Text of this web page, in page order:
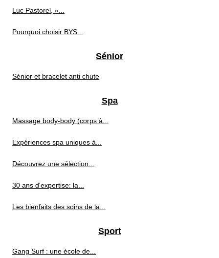
Luc Pastorel, «...
Pourquoi choisir BYS...
Sénior
Sénior et bracelet anti chute
Spa
Massage body‑body (corps à...
Expériences spa uniques à...
Découvrez une sélection...
30 ans d'expertise: la...
Les bienfaits des soins de la...
Sport
Gang Surf : une école de...